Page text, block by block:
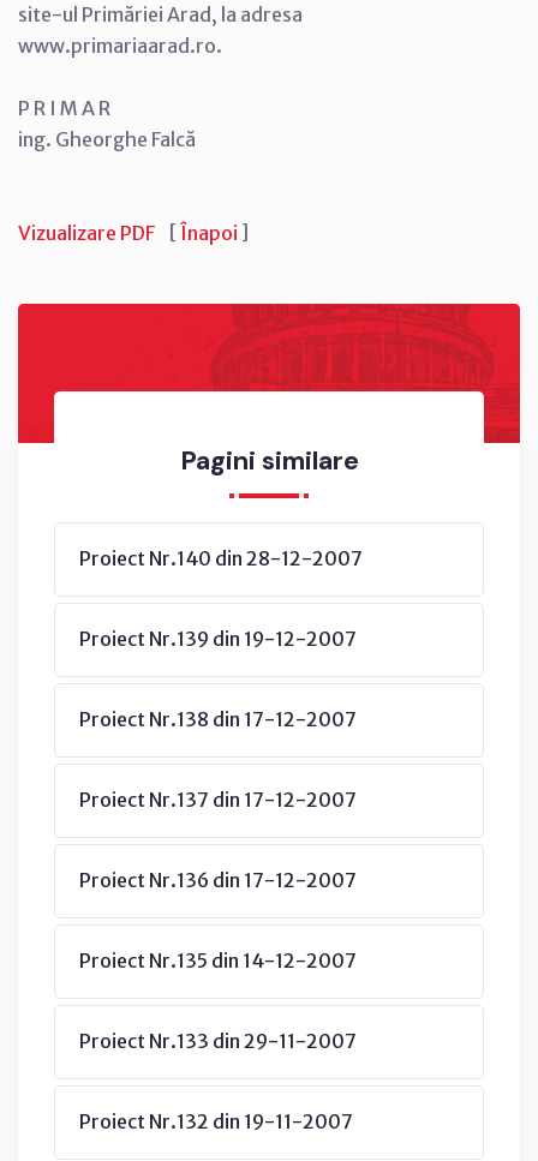
Pagini similare
Proiect Nr.140 din 28-12-2007
Proiect Nr.139 din 19-12-2007
Proiect Nr.138 din 17-12-2007
Proiect Nr.137 din 17-12-2007
Proiect Nr.136 din 17-12-2007
Proiect Nr.135 din 14-12-2007
Proiect Nr.133 din 29-11-2007
Proiect Nr.132 din 19-11-2007
site-ul Primăriei Arad, la adresa
www.primariaarad.ro.
P R I M A R
ing. Gheorghe Falcă
Vizualizare PDF [ Înapoi ]